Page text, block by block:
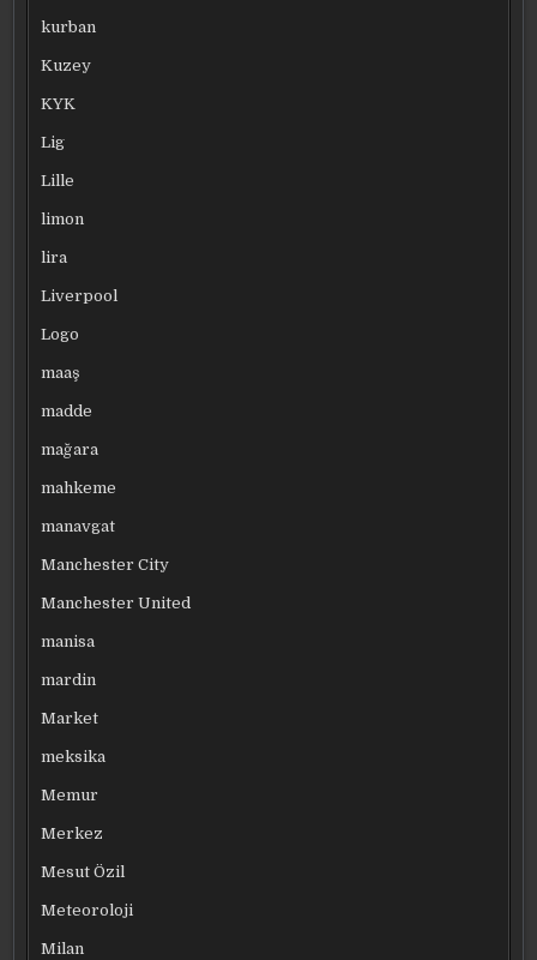
kurban
Kuzey
KYK
Lig
Lille
limon
lira
Liverpool
Logo
maaş
madde
mağara
mahkeme
manavgat
Manchester City
Manchester United
manisa
mardin
Market
meksika
Memur
Merkez
Mesut Özil
Meteoroloji
Milan